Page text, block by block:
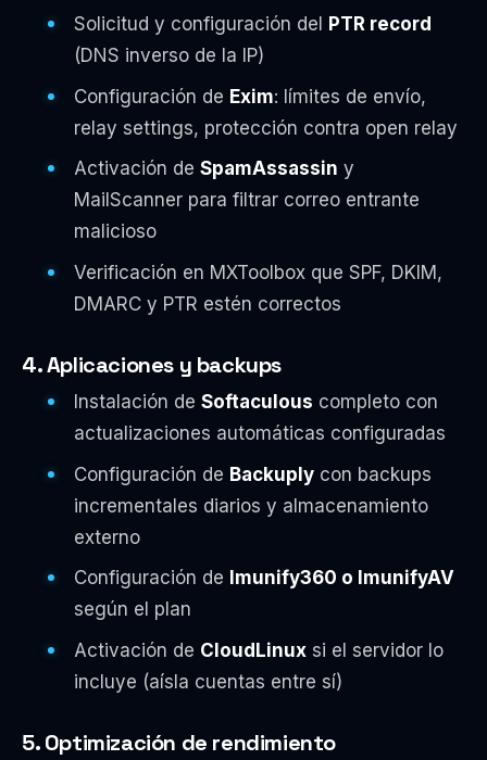
Solicitud y configuración del
PTR record
(DNS inverso de la IP)
Configuración de Exim: límites de envío,
relay settings, protección contra open relay
Activación de SpamAssassin y
MailScanner para filtrar correo entrante
malicioso
Verificación en MXToolbox que SPF, DKIM,
DMARC y PTR estén correctos
4. Aplicaciones y backups
Instalación de Softaculous completo con
actualizaciones automáticas configuradas
Configuración de Backuplycon backups
incrementales diarios y almacenamiento
externo
Configuración de Imunify360 o ImunifyAV
según el plan
Activación de CloudLinuxsi el servidor lo
incluye (aísla cuentas entre sí)
5. Optimización de rendimiento